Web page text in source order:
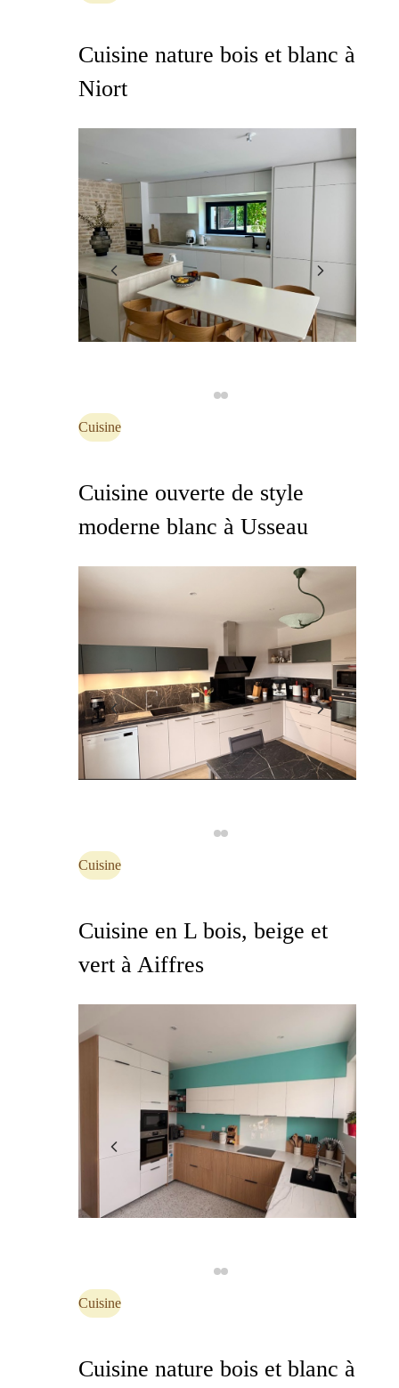
Cuisine nature bois et blanc à
Niort
Cuisine
Cuisine ouverte de style
moderne blanc à Usseau
Cuisine
Cuisine en L bois, beige et
vert à Aiffres
Cuisine
Cuisine nature bois et blanc à